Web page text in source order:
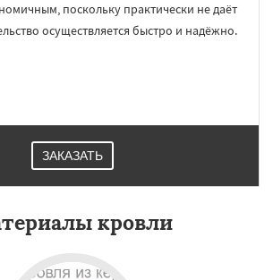
поскольку практически не даёт
осуществляется быстро и надёжно.
ЗАКАЗАТЬ
кровли